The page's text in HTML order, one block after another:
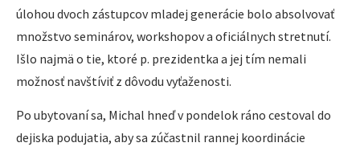
úlohou dvoch zástupcov mladej generácie bolo absolvovať
množstvo seminárov, workshopov a oficiálnych stretnutí.
Išlo najmä o tie, ktoré p. prezidentka a jej tím nemali
možnosť navštíviť z dôvodu vyťaženosti.
Po ubytovaní sa, Michal hneď v pondelok ráno cestoval do
dejiska podujatia, aby sa zúčastnil rannej koordinácie